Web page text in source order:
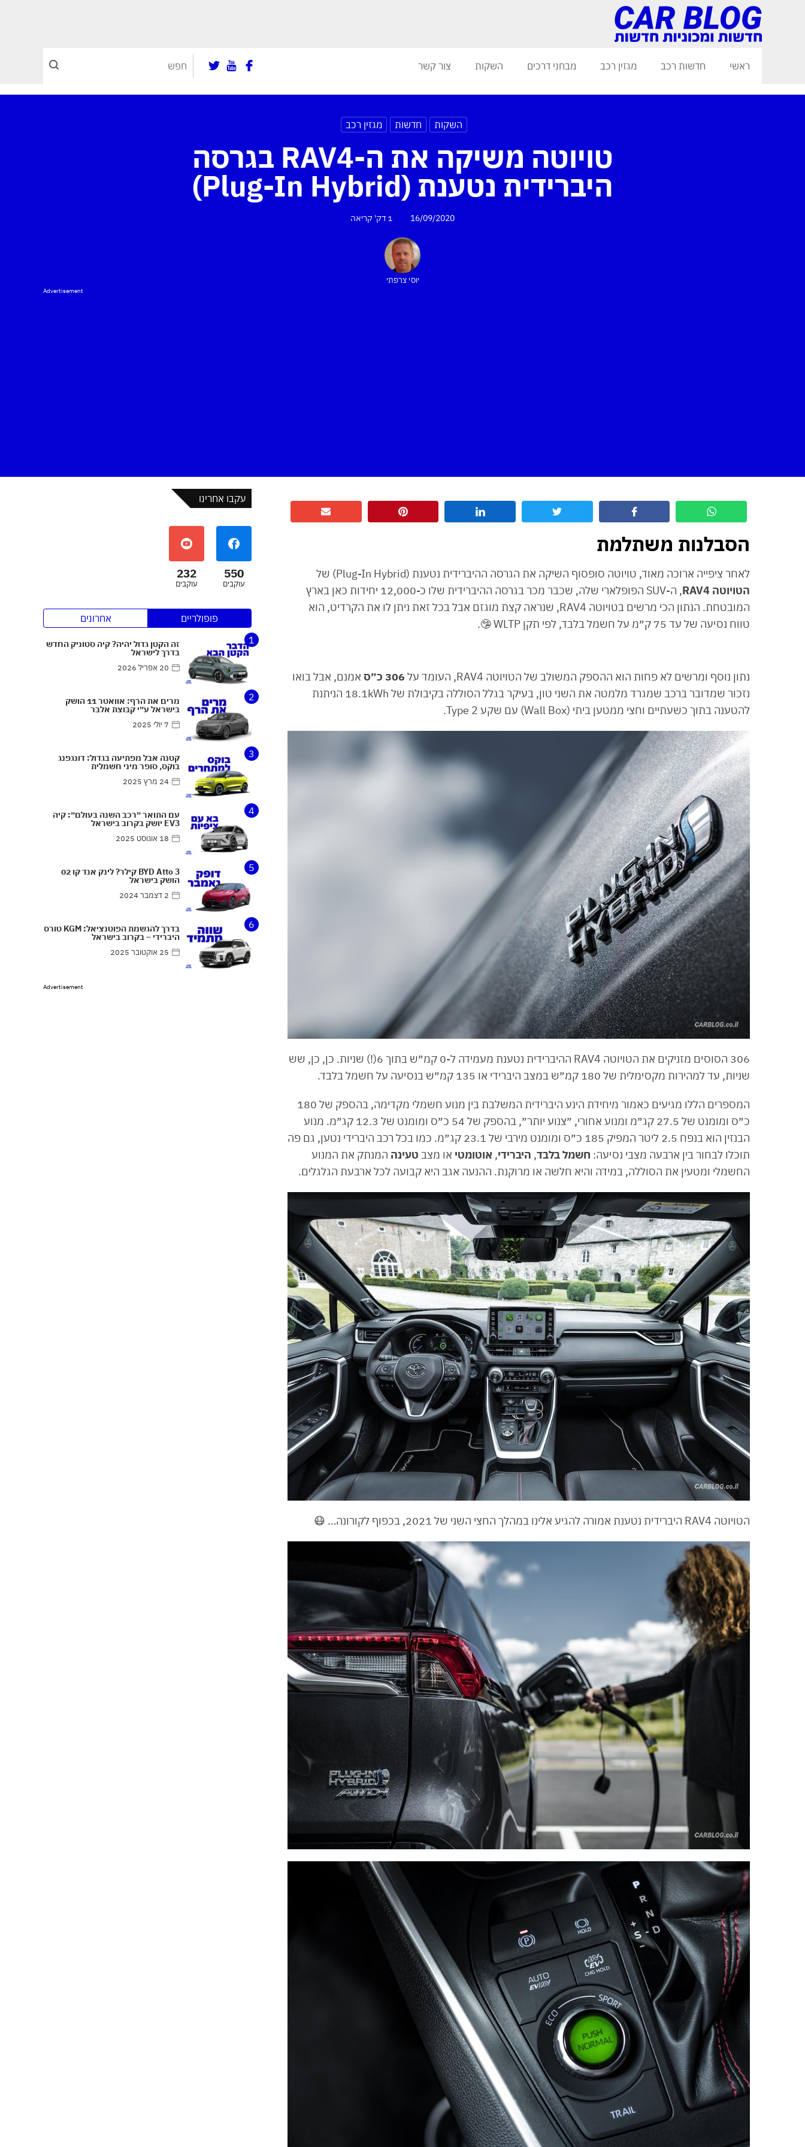
ראשי חדשות רכב מגזין רכב מבחני דרכים השקות צור קשר
השקות חדשות מגזין רכב
טויוטה משיקה את ה-RAV4 בגרסה
היברידית נטענת (Plug-In Hybrid)
16/09/2020 1 דק' קריאה
יוסי צרפתי
Advertisement
הסבלנות משתלמת
לאחר ציפייה ארוכה מאוד, טויוטה סופסוף השיקה את הגרסה ההיברידית נטענת (Plug-In Hybrid) של
הטויוטה RAV4
, ה-SUV הפופלארי שלה, שכבר מכר בגרסה ההיברידית שלו כ-12,000 יחידות כאן בארץ
המובטחת. הנתון הכי מרשים בטויוטה RAV4, שנראה קצת מוגזם אבל בכל זאת ניתן לו את הקרדיט, הוא
טווח נסיעה של עד 75 ק״מ על חשמל בלבד, לפי תקן WLTP 🤥.
נתון נוסף ומרשים לא פחות הוא ההספק המשולב של הטויוטה RAV4, העומד על 306 כ״ס
אמנם, אבל בואו
נזכור שמדובר ברכב שמגרד מלמטה את השני טון, בעיקר בגלל הסוללה בקיבולת של 18.1kWh הניתנת
להטענה בתוך כשעתיים וחצי ממטען ביתי (Wall Box) עם שקע Type 2.
306 הסוסים מזניקים את הטויוטה RAV4 ההיברידית נטענת מעמידה ל-0 קמ״ש בתוך 6(!) שניות. כן, כן, שש
שניות, עד למהירות מקסימלית של 180 קמ״ש במצב היברידי או 135 קמ״ש בנסיעה על חשמל בלבד.
המספרים הללו מגיעים כאמור מיחידת הינע היברידית המשלבת בין מנוע חשמלי מקדימה, בהספק של 180
כ״ס ומומנט של 27.5 קג״מ ומנוע אחורי, ״צנוע יותר״, בהספק של 54 כ״ס ומומנט של 12.3 קג״מ. מנוע
הבנזין הוא בנפח 2.5 ליטר המפיק 185 כ״ס ומומנט מירבי של 23.1 קג״מ. כמו בכל רכב היברידי נטען, גם פה
תוכלו לבחור בין ארבעה מצבי נסיעה: חשמל בלבד, היברידי, אוטומטי או מצב טעינה המנתק את המנוע
החשמלי ומטעין את הסוללה, במידה והיא חלשה או מרוקנת. ההנעה אגב היא קבועה לכל ארבעת הגלגלים.
הטויוטה RAV4 היברידית נטענת אמורה להגיע אלינו במהלך החצי השני של 2021, בכפוף לקורונה… 😷
עקבו אחרינו
550
עוקבים
232
עוקבים
פופולריים
אחרונים
1
זה הקטן גדול יהיה? קיה סטוניק החדש
בדרך לישראל
20 אפריל 2026
2 מרים את הרף: אוואטר 11 הושק
בישראל ע״י קבוצת אלבר
7 יולי 2025
3 קטנה אבל מפתיעה בגדול: דונגפנג
בוקס, סופר מיני חשמלית
24 מרץ 2025
4 עם התואר ״רכב השנה בעולם״: קיה
EV3 יושק בקרוב בישראל
18 אוגוסט 2025
5 BYD Atto 3 קילר? לינק אנד קו 02
הושק בישראל
2 דצמבר 2024
6 בדרך להגשמת הפוטנציאל: KGM טורס
היברידי – בקרוב בישראל
25 אוקטובר 2025
Advertisement